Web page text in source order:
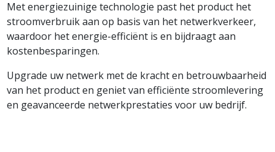
Met energiezuinige technologie past het product het
stroomverbruik aan op basis van het netwerkverkeer,
waardoor het energie-efficiënt is en bijdraagt aan
kostenbesparingen.
Upgrade uw netwerk met de kracht en betrouwbaarheid
van het product en geniet van efficiënte stroomlevering
en geavanceerde netwerkprestaties voor uw bedrijf.